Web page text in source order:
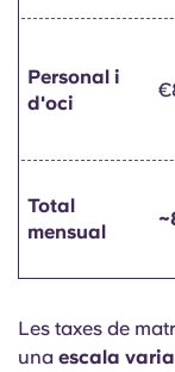
Personal i
d'oci
Total
mensual
Les taxes de
una escala